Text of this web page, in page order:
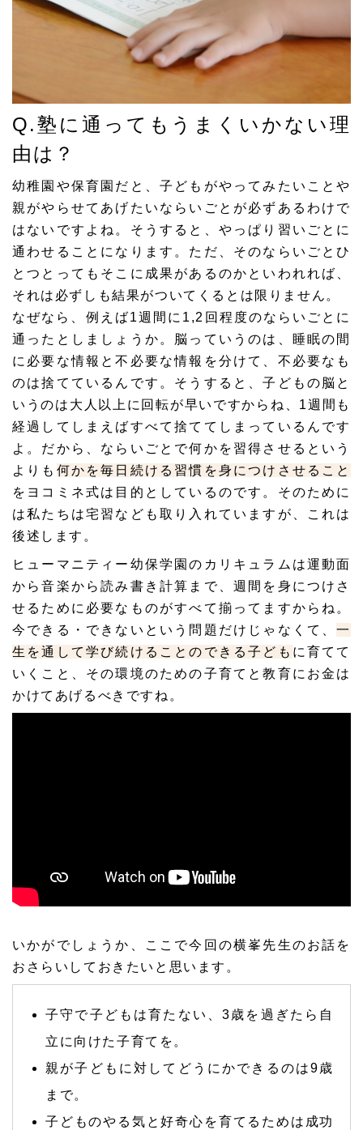
Q.塾に通ってもうまくいかない理
由は？
幼稚園や保育園だと、子どもがやってみたいことや
親がやらせてあげたいならいごとが必ずあるわけで
はないですよね。そうすると、やっぱり習いごとに
通わせることになります。ただ、そのならいごとひ
とつとってもそこに成果があるのかといわれれば、
それは必ずしも結果がついてくるとは限りません。
なぜなら、例えば1週間に1,2回程度のならいごとに
通ったとしましょうか。脳っていうのは、睡眠の間
に必要な情報と不必要な情報を分けて、不必要なも
のは捨てているんです。そうすると、子どもの脳と
いうのは大人以上に回転が早いですからね、1週間も
経過してしまえばすべて捨ててしまっているんです
よ。だから、ならいごとで何かを習得させるという
よりも 何かを毎日続ける習慣を身につけさせること
をヨコミネ式は目的としているのです。そのために
は私たちは宅習 なども取り入れていますが、これは
後述します。
ヒューマニティー幼保学園のカリキュラムは運動面
から音楽から読み書き計算まで、週間を身につけさ
せるために必要なものがすべて揃ってますからね。
今できる・できないという問題だけじゃなくて、一
生を通して学び続けることのできる子ども に育てて
いくこと、その環境のための子育てと教育にお金は
かけてあげるべきですね。
いかがでしょうか、ここで今回の横峯先生のお話を
おさらいしておきたいと思います。
子守で子どもは育たない、3歳を過ぎたら自
立に向けた子育てを。
親が子どもに対してどうにかできるのは9歳
まで。
子どものやる気と好奇心を育てるためは成功